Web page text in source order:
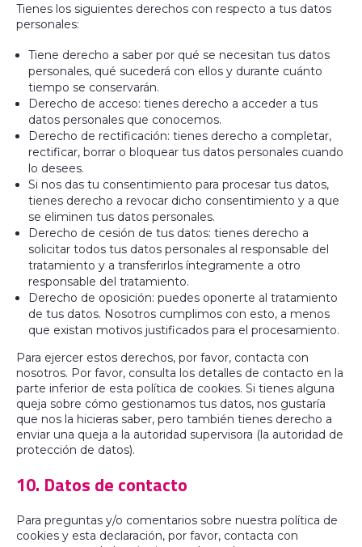
Tienes los siguientes derechos con respecto a tus datos
personales:
Tiene derecho a saber por qué se necesitan tus datos
personales, qué sucederá con ellos y durante cuánto
tiempo se conservarán.
Derecho de acceso: tienes derecho a acceder a tus
datos personales que conocemos.
Derecho de rectificación: tienes derecho a completar,
rectificar, borrar o bloquear tus datos personales cuando
lo desees.
Si nos das tu consentimiento para procesar tus datos,
tienes derecho a revocar dicho consentimiento y a que
se eliminen tus datos personales.
Derecho de cesión de tus datos: tienes derecho a
solicitar todos tus datos personales al responsable del
tratamiento y a transferirlos íntegramente a otro
responsable del tratamiento.
Derecho de oposición: puedes oponerte al tratamiento
de tus datos. Nosotros cumplimos con esto, a menos
que existan motivos justificados para el procesamiento.
Para ejercer estos derechos, por favor, contacta con
nosotros. Por favor, consulta los detalles de contacto en la
parte inferior de esta política de cookies. Si tienes alguna
queja sobre cómo gestionamos tus datos, nos gustaría
que nos la hicieras saber, pero también tienes derecho a
enviar una queja a la autoridad supervisora (la autoridad de
protección de datos).
10. Datos de contacto
Para preguntas y/o comentarios sobre nuestra política de
cookies y esta declaración, por favor, contacta con